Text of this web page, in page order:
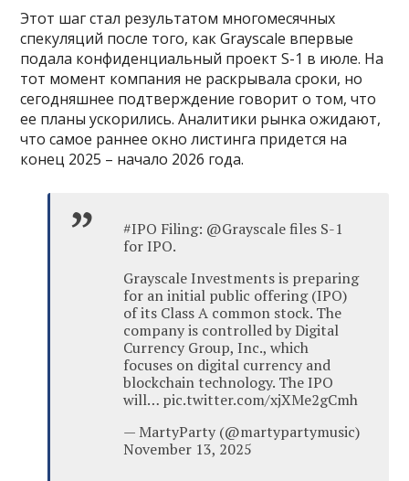
Этот шаг стал результатом многомесячных
спекуляций после того, как Grayscale впервые
подала конфиденциальный проект S-1 в июле. На
тот момент компания не раскрывала сроки, но
сегодняшнее подтверждение говорит о том, что
ее планы ускорились. Аналитики рынка ожидают,
что самое раннее окно листинга придется на
конец 2025 – начало 2026 года.
#IPO Filing: @Grayscale files S-1
for IPO.
Grayscale Investments is preparing
for an initial public offering (IPO)
of its Class A common stock. The
company is controlled by Digital
Currency Group, Inc., which
focuses on digital currency and
blockchain technology. The IPO
will… pic.twitter.com/xjXMe2gCmh
— MartyParty (@martypartymusic)
November 13, 2025